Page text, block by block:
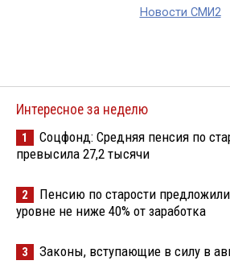
Новости СМИ2
Интересное за неделю
1
Соцфонд: Средняя пенсия по
превысила 27,2 тысячи
2
Пенсию по старости
уровне не ниже 40% от заработка
3 Законы, вступающие в силу в